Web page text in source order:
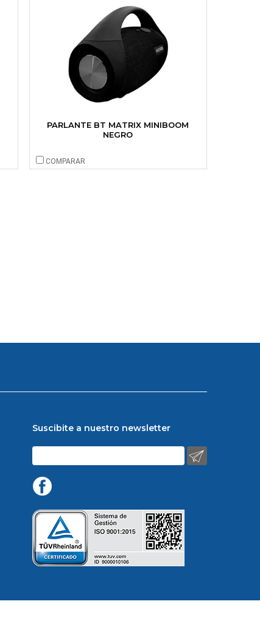
PARLANTE BT MATRIX MINIBOOM
NEGRO
COMPARAR
Suscibite a nuestro newsletter